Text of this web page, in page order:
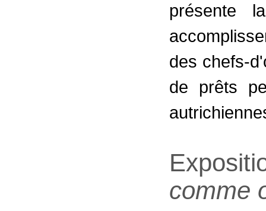
présente
des chefs-
de prêts
comme